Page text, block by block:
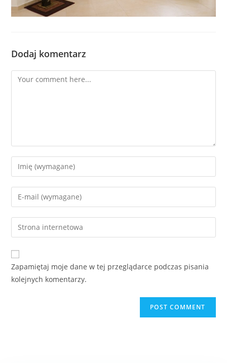
Dodaj komentarz
Zapamiętaj moje dane w tej przeglądarce podczas pisania
kolejnych komentarzy.